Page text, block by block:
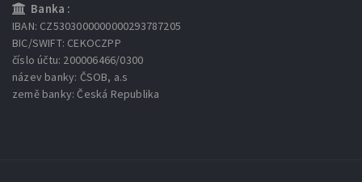
Banka :
IBAN: CZ5303000000000293787205
BIC/SWIFT: CEKOCZPP
číslo účtu: 200006466/0300
název banky: ČSOB, a.s
země banky: Česká Republika